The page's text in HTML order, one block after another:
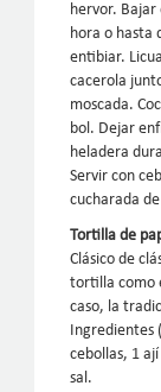
hervor. Bajar
hora o hasta
entibiar.
cacerola
moscada.
bol. Dejar
heladera
Servir con
cucharada
Tortilla de
Clásico de
tortilla como
caso, la
Ingredientes
cebollas, 1
sal.